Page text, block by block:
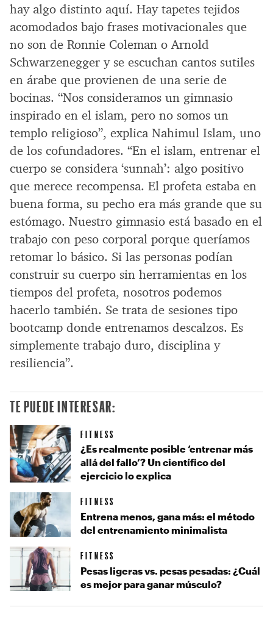
hay algo distinto aquí. Hay tapetes tejidos
acomodados bajo frases motivacionales que
no son de Ronnie Coleman o Arnold
Schwarzenegger y se escuchan cantos sutiles
en árabe que provienen de una serie de
bocinas. “Nos consideramos un gimnasio
inspirado en el islam, pero no somos un
templo religioso”, explica Nahimul Islam, uno
de los cofundadores. “En el islam, entrenar el
cuerpo se considera ‘sunnah’: algo positivo
que merece recompensa. El profeta estaba en
buena forma, su pecho era más grande que su
estómago. Nuestro gimnasio está basado en el
trabajo con peso corporal porque queríamos
retomar lo básico. Si las personas podían
construir su cuerpo sin herramientas en los
tiempos del profeta, nosotros podemos
hacerlo también. Se trata de sesiones tipo
bootcamp donde entrenamos descalzos. Es
simplemente trabajo duro, disciplina y
resiliencia”.
TE PUEDE INTERESAR:
FITNESS
¿Es realmente posible ‘entrenar más
allá del fallo’? Un científico del
ejercicio lo explica
FITNESS
Entrena menos, gana más: el método
del entrenamiento minimalista
FITNESS
Pesas ligeras vs. pesas pesadas: ¿Cuál
es mejor para ganar músculo?